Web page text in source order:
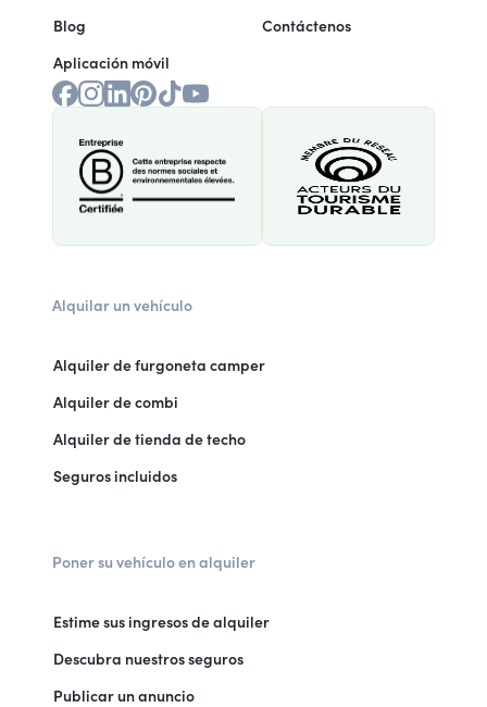
Blog
Aplicación móvil
Contáctenos
Alquilar un vehículo
Alquiler de furgoneta camper
Alquiler de combi
Alquiler de tienda de techo
Seguros incluidos
Poner su vehículo en alquiler
Estime sus ingresos de alquiler
Descubra nuestros seguros
Publicar un anuncio